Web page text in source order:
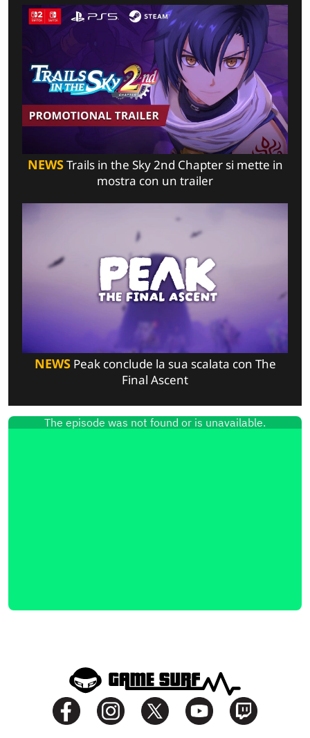
NEWSTrails in the Sky 2nd Chapter si mette in
mostra con un trailer
NEWSPeak conclude la sua scalata con The
Final Ascent